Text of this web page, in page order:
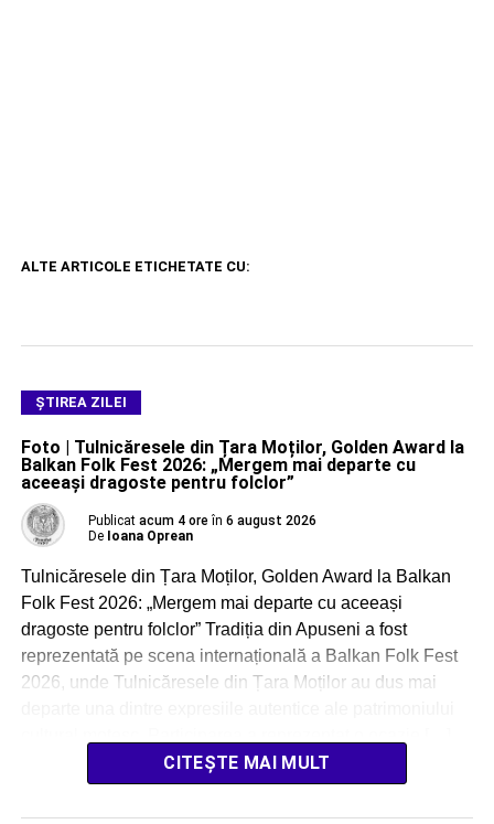
ALTE ARTICOLE ETICHETATE CU:
ŞTIREA ZILEI
Foto | Tulnicăresele din Țara Moților, Golden Award la
Balkan Folk Fest 2026: „Mergem mai departe cu
aceeași dragoste pentru folclor”
Publicat acum 4 ore în 6 august 2026
De Ioana Oprean
Tulnicăresele din Țara Moților, Golden Award la Balkan
Folk Fest 2026: „Mergem mai departe cu aceeași
dragoste pentru folclor” Tradiția din Apuseni a fost
reprezentată pe scena internațională a Balkan Folk Fest
2026, unde Tulnicăresele din Țara Moților au dus mai
CITEȘTE MAI MULT